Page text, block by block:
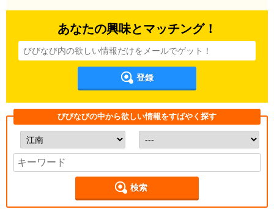
あなたの興味とマッチング！
登録
びびなびの中から欲しい情報をすばやく探す
検索